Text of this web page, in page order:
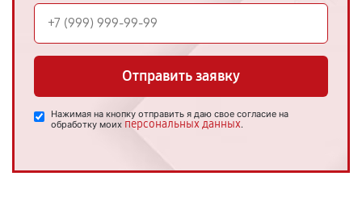
Отправить заявку
Нажимая на кнопку отправить я даю свое согласие на
обработку моих персональных данных.